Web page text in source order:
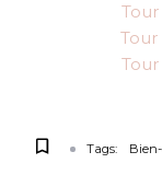
Tags: